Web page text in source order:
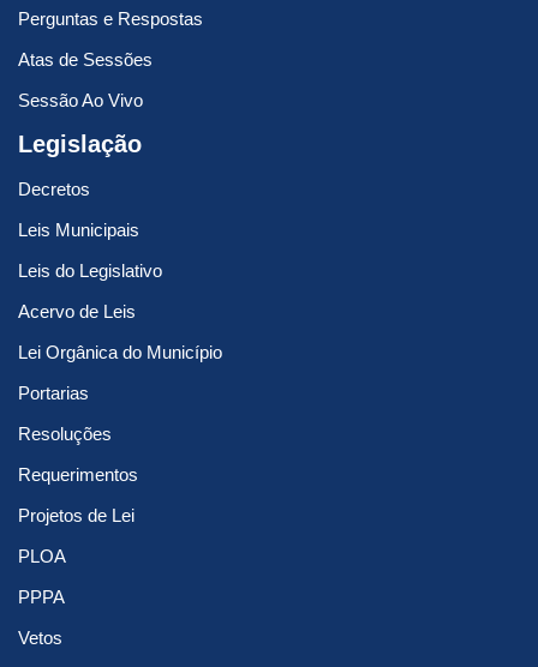
Perguntas e Respostas
Atas de Sessões
Sessão Ao Vivo
Legislação
Decretos
Leis Municipais
Leis do Legislativo
Acervo de Leis
Lei Orgânica do Município
Portarias
Resoluções
Requerimentos
Projetos de Lei
PLOA
PPPA
Vetos